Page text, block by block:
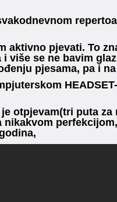
aktivno pjevati. To
više se ne bavim
pjesama, pa i
otpjevam(tri puta
nikakvom